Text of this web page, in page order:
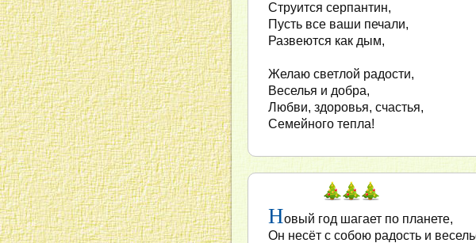
Струится серпантин,
Пусть все ваши печали,
Развеются как дым,
Желаю светлой радости,
Веселья и добра,
Любви, здоровья, счастья,
Семейного тепла!
Новый год шагает по планете,
Он несёт с собою радость и